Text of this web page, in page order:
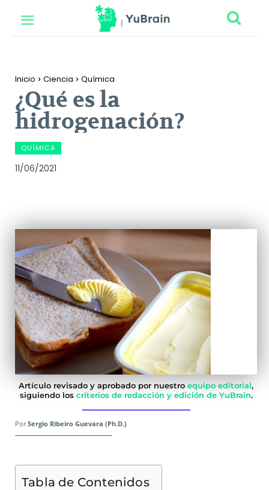
Inicio Ciencia Química
¿Qué es la
hidrogenación?
QUÍMICA
11/06/2021
Artículo revisado y aprobado por nuestro equipo editorial,
siguiendo los criterios de redacción y edición de YuBrain.
Por Sergio Ribeiro Guevara (Ph.D.)
Tabla de Contenidos